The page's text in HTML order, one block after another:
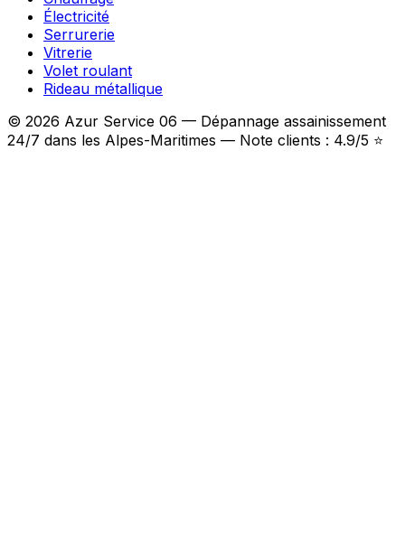
Électricité
Serrurerie
Vitrerie
Volet roulant
Rideau métallique
© 2026 Azur Service 06 — Dépannage assainissement
24/7 dans les Alpes-Maritimes — Note clients : 4.9/5 ⭐